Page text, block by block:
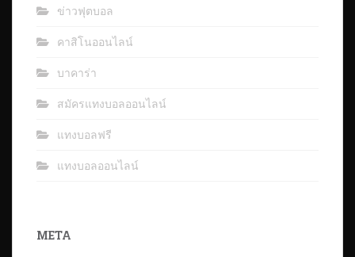
ข่าวฟุตบอล
คาสิโนออนไลน์
บาคาร่า
สมัครแทงบอลออนไลน์
แทงบอลฟรี
แทงบอลออนไลน์
META